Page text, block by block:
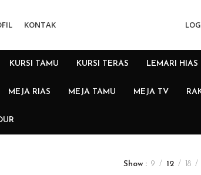
KONTAK
KURSI TAMU KURSI TERAS LEMARI HIAS
MEJA RIAS MEJA TAMU MEJA TV
Show 9 12 18